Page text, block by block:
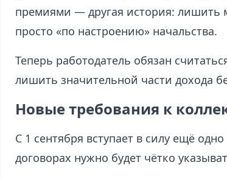
премиями — другая история: лишить
просто «по настроению» начальства.
Теперь работодатель обязан
лишить значительной части дохода
Новые требования к
С 1 сентября вступает в силу ещё
договорах нужно будет чётко